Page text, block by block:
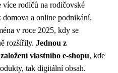
více rodičů na rodičovské
a online podnikání.
v roce 2025, kdy se
rozšířily. Jednou z
vlastního e-shopu, kde
tak digitální obsah.